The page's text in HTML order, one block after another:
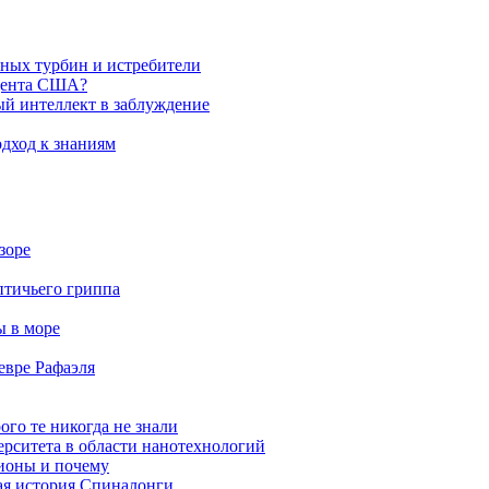
турбин и истребители
США?
интеллект в заблуждение
к знаниям
гриппа
в море
Рафаэля
те никогда не знали
в области нанотехнологий
и почему
история Спиналонги